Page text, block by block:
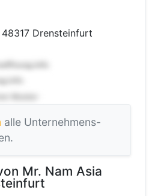
Drensteinfurt
alle Unternehmens-
Mr. Nam Asia